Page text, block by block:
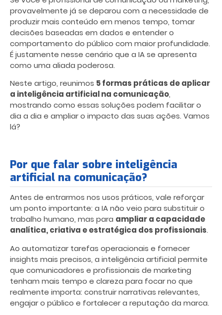
provavelmente já se deparou com a necessidade de
produzir mais conteúdo em menos tempo, tomar
decisões baseadas em dados e entender o
comportamento do público com maior profundidade.
É justamente nesse cenário que a IA se apresenta
como uma aliada poderosa.
Neste artigo, reunimos 5 formas práticas de aplicar
a inteligência artificial na comunicação,
mostrando como essas soluções podem facilitar o
dia a dia e ampliar o impacto das suas ações. Vamos
lá?
Por que falar sobre inteligência
artificial na comunicação?
Antes de entrarmos nos usos práticos, vale reforçar
um ponto importante: a IA não veio para substituir o
trabalho humano, mas para ampliar a capacidade
analítica, criativa e estratégica dos profissionais.
Ao automatizar tarefas operacionais e fornecer
insights mais precisos, a inteligência artificial permite
que comunicadores e profissionais de marketing
tenham mais tempo e clareza para focar no que
realmente importa: construir narrativas relevantes,
engajar o público e fortalecer a reputação da marca.